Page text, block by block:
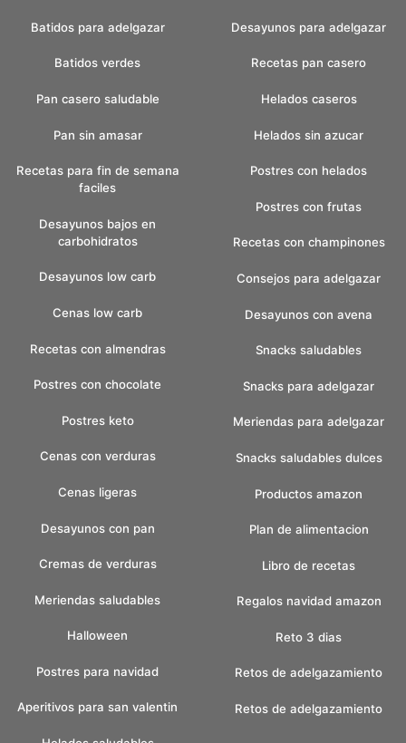
Batidos para adelgazar
Batidos verdes
Desayunos para adelgazar
Recetas pan casero
Pan casero saludable
Pan sin amasar
Recetas para fin de semana
faciles
Desayunos bajos en
carbohidratos
Desayunos low carb
Cenas low carb
Recetas con almendras
Postres con chocolate
Postres keto
Cenas con verduras
Cenas ligeras
Desayunos con pan
Cremas de verduras
Meriendas saludables
Halloween
Postres para navidad
Aperitivos para san valentin
Helados caseros
Helados sin azucar
Postres con helados
Postres con frutas
Recetas con champinones
Consejos para adelgazar
Desayunos con avena
Snacks saludables
Snacks para adelgazar
Meriendas para adelgazar
Snacks saludables dulces
Productos amazon
Plan de alimentacion
Libro de recetas
Regalos navidad amazon
Reto 3 dias
Retos de adelgazamiento
Retos de adelgazamiento